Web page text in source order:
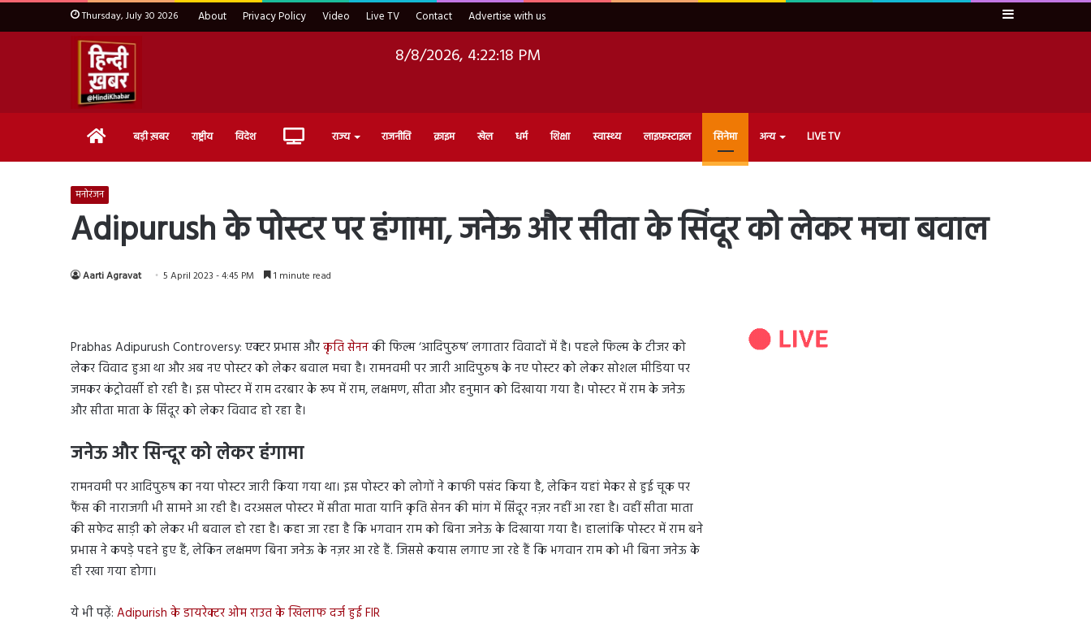
Thursday, July 30 2026 About Privacy Policy Video Live TV Contact Advertise with us Sidebar
8/8/2026, 4:22:19 PM
Home बड़ी ख़बर राष्ट्रीय विदेश Live राज्य राजनीति क्राइम खेल धर्म शिक्षा स्वास्थ्य लाइफ़स्टाइल सिनेमा अन्य LIVE TV
मनोरंजन
Adipurush के पोस्टर पर हंगामा, जनेऊ और सीता के सिंदूर को लेकर मचा बवाल
Aarti Agravat 5 April 2023 - 4:45 PM 1 minute read
Prabhas Adipurush Controversy: एक्टर प्रभास औरकृति सेननकी फिल्म ‘आदिपुरुष’ लगातार विवादों में है। पहले फिल्म के टीजर को
लेकर विवाद हुआ था और अब नए पोस्टर को लेकर बवाल मचा है। रामनवमी पर जारी आदिपुरुष के नए पोस्टर को लेकर सोशल मीडिया पर
जमकर कंट्रोवर्सी हो रही है। इस पोस्टर में राम दरबार के रूप में राम, लक्षमण, सीता और हनुमान को दिखाया गया है। पोस्टर में राम के जनेऊ
और सीता माता के सिंदूर को लेकर विवाद हो रहा है।
जनेऊ और सिन्दूर को लेकर हंगामा
रामनवमी पर आदिपुरुष का नया पोस्टर जारी किया गया था। इस पोस्टर को लोगों ने काफी पसंद किया है, लेकिन यहां मेकर से हुई चूक पर
फैंस की नाराजगी भी सामने आ रही है। दरअसल पोस्टर में सीता माता यानि कृति सेनन की मांग में सिंदूर नज़र नहीं आ रहा है। वहीं सीता माता
की सफेद साड़ी को लेकर भी बवाल हो रहा है। कहा जा रहा है कि भगवान राम को बिना जनेऊ के दिखाया गया है। हालांकि पोस्टर में राम बने
प्रभास ने कपड़े पहने हुए हैं, लेकिन लक्षमण बिना जनेऊ के नज़र आ रहे हैं. जिससे कयास लगाए जा रहे हैं कि भगवान राम को भी बिना जनेऊ के
ही रखा गया होगा।
ये भी पढ़ें: Adipurish के डायरेक्टर ओम राउत के खिलाफ दर्ज हुई FIR